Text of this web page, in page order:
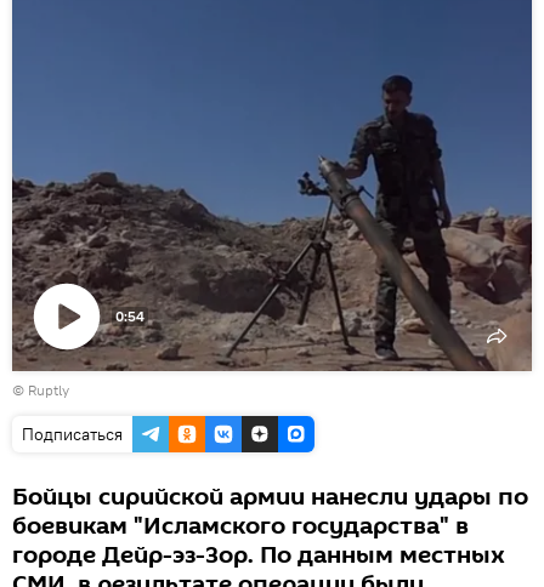
Воспроизвести
видео
0:54
© Ruptly
Подписаться
Бойцы сирийской армии нанесли удары по
боевикам "Исламского государства" в
городе Дейр-эз-Зор. По данным местных